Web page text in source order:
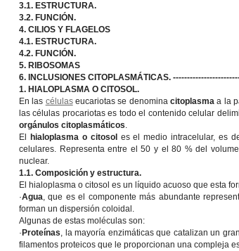
3.1. ESTRUCTURA.
3.2. FUNCIÓN.
4. CILIOS Y FLAGELOS
4.1. ESTRUCTURA.
4.2. FUNCIÓN.
5. RIBOSOMAS
6. INCLUSIONES CITOPLASMÁTICAS.
1. HIALOPLASMA O CITOSOL.
En las célulaseucariotas se denominacitoplasma a la
las células procariotas es todo el contenido celular
orgánulos citoplasmáticos.
El
hialoplasma o citosol es el medio intracelular, es
celulares. Representa entre el 50 y el 80 % del
nuclear.
1.1. Composición y estructura.
El hialoplasma o citosol es un líquido acuoso que esta
·Agua, que es el componente más abundante
forman un dispersión coloidal.
Algunas de estas moléculas son:
· Proteínas, la mayoría enzimáticas que catalizan un
filamentos proteicos que le proporcionan una compleja